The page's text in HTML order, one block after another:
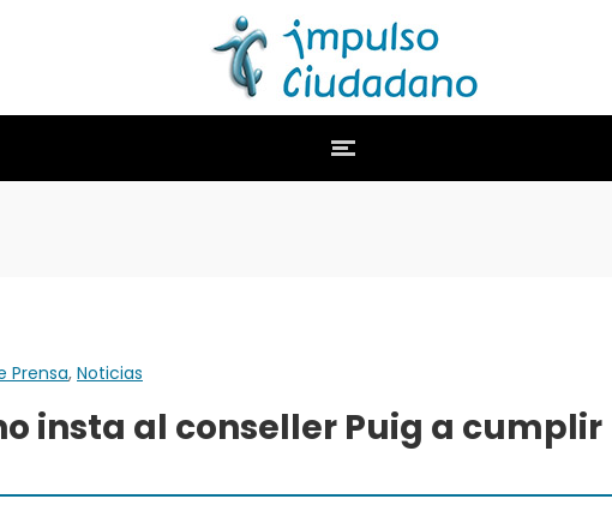
Prensa, Noticias
insta al conseller Puig a cumplir